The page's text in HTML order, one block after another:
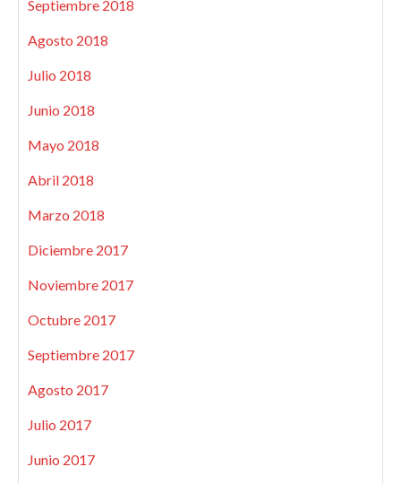
Septiembre 2018
Agosto 2018
Julio 2018
Junio 2018
Mayo 2018
Abril 2018
Marzo 2018
Diciembre 2017
Noviembre 2017
Octubre 2017
Septiembre 2017
Agosto 2017
Julio 2017
Junio 2017